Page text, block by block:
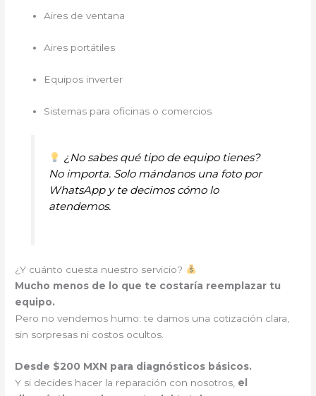
Aires de ventana
Aires portátiles
Equipos inverter
Sistemas para oficinas o comercios
¿No sabes qué tipo de equipo tienes?
No importa. Solo mándanos una foto por
WhatsApp y te decimos cómo lo
atendemos.
¿Y cuánto cuesta nuestro servicio?
Mucho menos de lo que te costaría reemplazar tu
equipo.
Pero no vendemos humo: te damos una cotización clara,
sin sorpresas ni costos ocultos.
Desde $200 MXN para diagnósticos básicos.
Y si decides hacer la reparación con nosotros, el